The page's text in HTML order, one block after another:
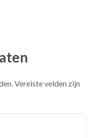
Vereiste velden zijn